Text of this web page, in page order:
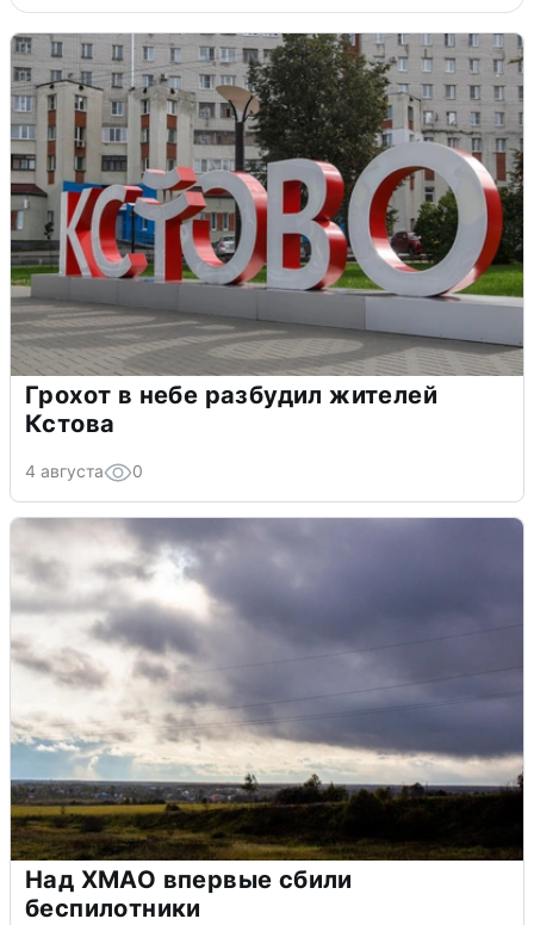
Грохот в небе разбудил жителей
Кстова
4 августа 0
Над ХМАО впервые сбили
беспилотники